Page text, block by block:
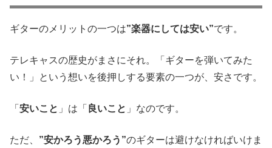
ギターのメリットの一つは”楽器にしては安い”です。
テレキャスの歴史がまさにそれ。「ギターを弾いてみた
い！」という想いを後押しする要素の一つが、安さです。
「 安いこと 」は「 良いこと 」なのです。
ただ、 ”安かろう悪かろう”のギターは避けなければいけま